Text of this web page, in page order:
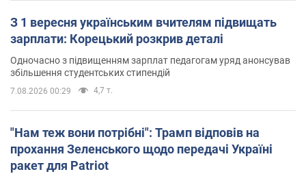
З 1 вересня українським вчителям підвищать
зарплати: Корецький розкрив деталі
Одночасно з підвищенням зарплат педагогам уряд анонсував
збільшення студентських стипендій
7.08.2026 00:29 4,7 т.
"Нам теж вони потрібні": Трамп відповів на
прохання Зеленського щодо передачі Україні
ракет для Patriot